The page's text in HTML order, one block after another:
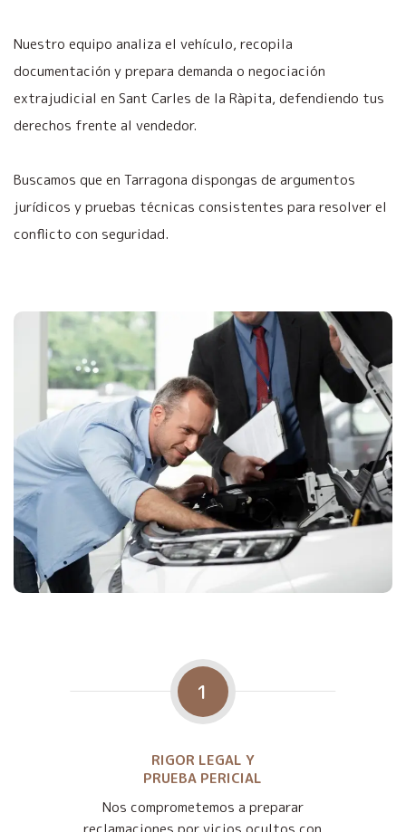
Nuestro equipo analiza el vehículo, recopila
documentación y prepara demanda o negociación
extrajudicial en Sant Carles de la Ràpita, defendiendo tus
derechos frente al vendedor.
Buscamos que en Tarragona dispongas de argumentos
jurídicos y pruebas técnicas consistentes para resolver el
conflicto con seguridad.
1
RIGOR LEGAL Y
PRUEBA PERICIAL
Nos comprometemos a preparar